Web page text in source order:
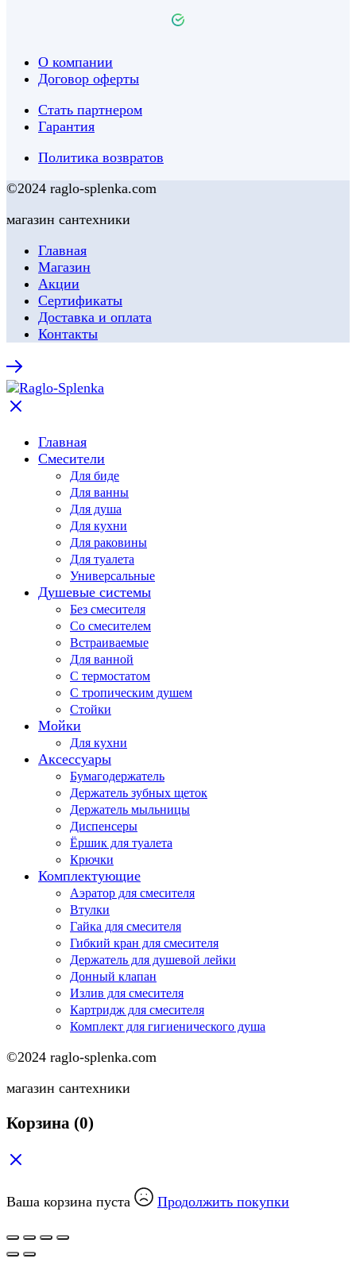
О компании
Договор оферты
Стать партнером
Гарантия
Политика возвратов
©2024 raglo-splenka.com
магазин сантехники
Главная
Магазин
Акции
Сертификаты
Доставка и оплата
Контакты
Главная
Смесители
Для биде
Для ванны
Для душа
Для кухни
Для раковины
Для туалета
Универсальные
Душевые системы
Без смесителя
Со смесителем
Встраиваемые
Для ванной
С термостатом
С тропическим душем
Стойки
Мойки
Для кухни
Аксессуары
Бумагодержатель
Держатель зубных щеток
Держатель мыльницы
Диспенсеры
Ёршик для туалета
Крючки
Комплектующие
Аэратор для смесителя
Втулки
Гайка для смесителя
Гибкий кран для смесителя
Держатель для душевой лейки
Донный клапан
Излив для смесителя
Картридж для смесителя
Комплект для гигиенического душа
©2024 raglo-splenka.com
магазин сантехники
Корзина (0)
Ваша корзина пуста Продолжить покупки